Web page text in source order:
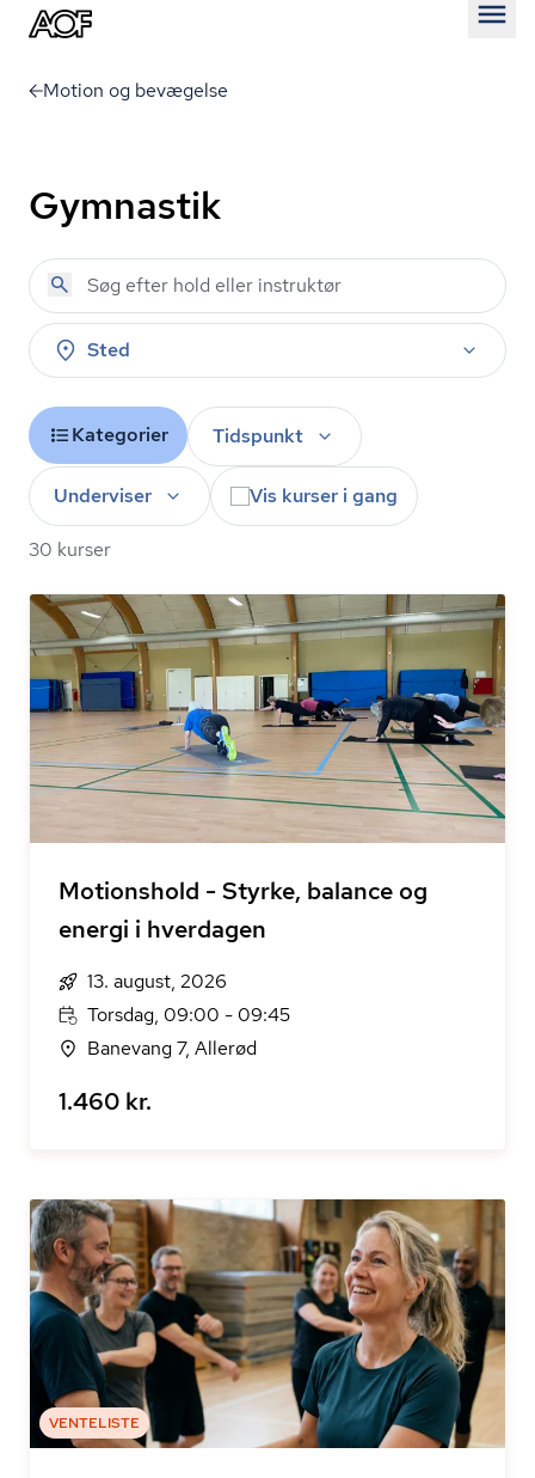
Motion og bevægelse
Gymnastik
Sted
Kategorier Tidspunkt
Underviser Vis kurser i gang
30 kurser
Motionshold - Styrke, balance og
energi i hverdagen
13. august, 2026
Torsdag, 09:00 - 09:45
Banevang 7, Allerød
1.460 kr.
VENTELISTE